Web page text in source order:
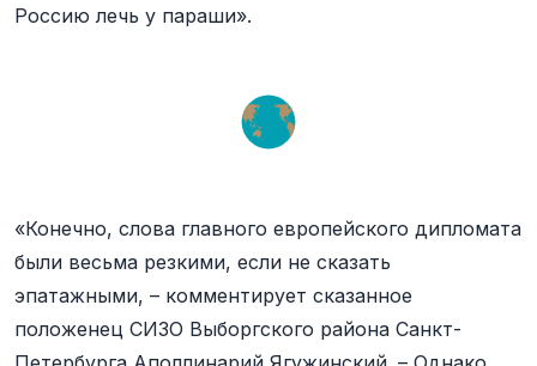
Россию лечь у параши».
«Конечно, слова главного европейского дипломата
были весьма резкими, если не сказать
эпатажными, – комментирует сказанное
положенец СИЗО Выборгского района Санкт-